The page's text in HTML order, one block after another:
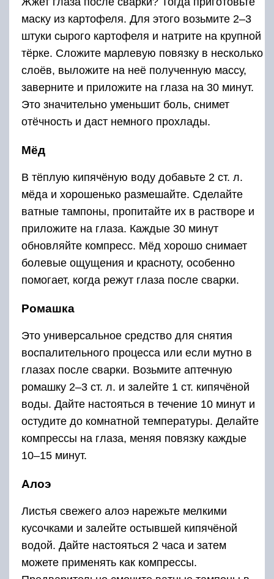
маску из картофеля. Для этого возьмите 2–3
штуки сырого картофеля и натрите на крупной
тёрке. Сложите марлевую повязку в несколько
слоёв, выложите на неё полученную массу,
заверните и приложите на глаза на 30 минут.
Это значительно уменьшит боль, снимет
отёчность и даст немного прохлады.
Мёд
В тёплую кипячёную воду добавьте 2 ст. л.
мёда и хорошенько размешайте. Сделайте
ватные тампоны, пропитайте их в растворе и
приложите на глаза. Каждые 30 минут
обновляйте компресс. Мёд хорошо снимает
болевые ощущения и красноту, особенно
помогает, когда режут глаза после сварки.
Ромашка
Это универсальное средство для снятия
воспалительного процесса или если мутно в
глазах после сварки. Возьмите аптечную
ромашку 2–3 ст. л. и залейте 1 ст. кипячёной
воды. Дайте настояться в течение 10 минут и
остудите до комнатной температуры. Делайте
компрессы на глаза, меняя повязку каждые
10–15 минут.
Алоэ
Листья свежего алоэ нарежьте мелкими
кусочками и залейте остывшей кипячёной
водой. Дайте настояться 2 часа и затем
можете применять как компрессы.